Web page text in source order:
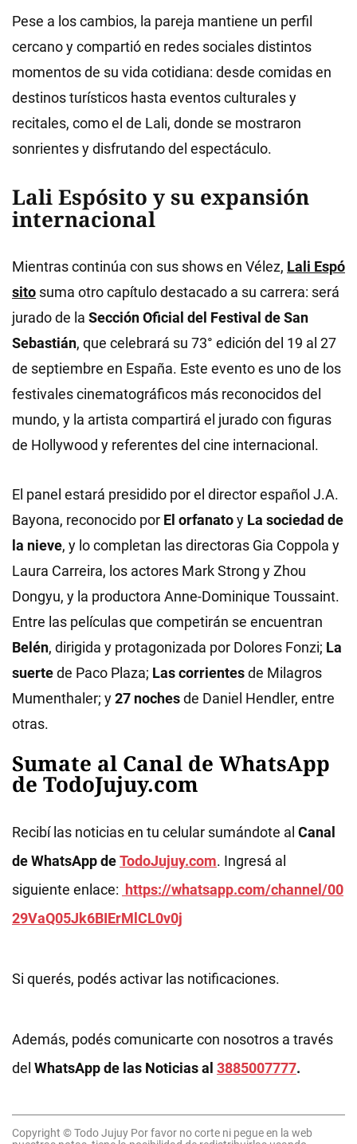
Pese a los cambios, la pareja mantiene un perfil
cercano y compartió en redes sociales distintos
momentos de su vida cotidiana: desde comidas en
destinos turísticos hasta eventos culturales y
recitales, como el de Lali, donde se mostraron
sonrientes y disfrutando del espectáculo.
Lali Espósito y su expansión
internacional
Mientras continúa con sus shows en Vélez, Lali Espó
sito suma otro capítulo destacado a su carrera: será
jurado de la Sección Oficial del Festival de San
Sebastián, que celebrará su 73° edición del 19 al 27
de septiembre en España. Este evento es uno de los
festivales cinematográficos más reconocidos del
mundo, y la artista compartirá el jurado con figuras
de Hollywood y referentes del cine internacional.
El panel estará presidido por el director español J.A.
Bayona, reconocido por El orfanatoy La sociedad de
la nieve, y lo completan las directoras Gia Coppola y
Laura Carreira, los actores Mark Strong y Zhou
Dongyu, y la productora Anne-Dominique Toussaint.
Entre las películas que competirán se encuentran
Belén, dirigida y protagonizada por Dolores Fonzi; La
suertede Paco Plaza; Las corrientesde Milagros
Mumenthaler; y27 nochesde Daniel Hendler, entre
otras.
Sumate al Canal de WhatsApp
de TodoJujuy.com
Recibí las noticias en tu celular sumándote al Canal
de WhatsApp deTodoJujuy.com. Ingresá al
siguiente enlace: https://whatsapp.com/channel/00
29VaQ05Jk6BIErMlCL0v0j
Si querés, podés activar las notificaciones.
Además, podés comunicarte con nosotros a través
del WhatsApp de las Noticias al 3885007777.
Copyright © Todo Jujuy Por favor no corte ni pegue en la web